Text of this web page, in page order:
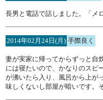
長男と電話で話しました。「メ
2014年02月24日(月) 手際良く
妻が実家に帰ってからずっと自
には寝たいので、かなりのスピ
が沸いたら入り、風呂から上が
味しくないし部屋が暗いです。